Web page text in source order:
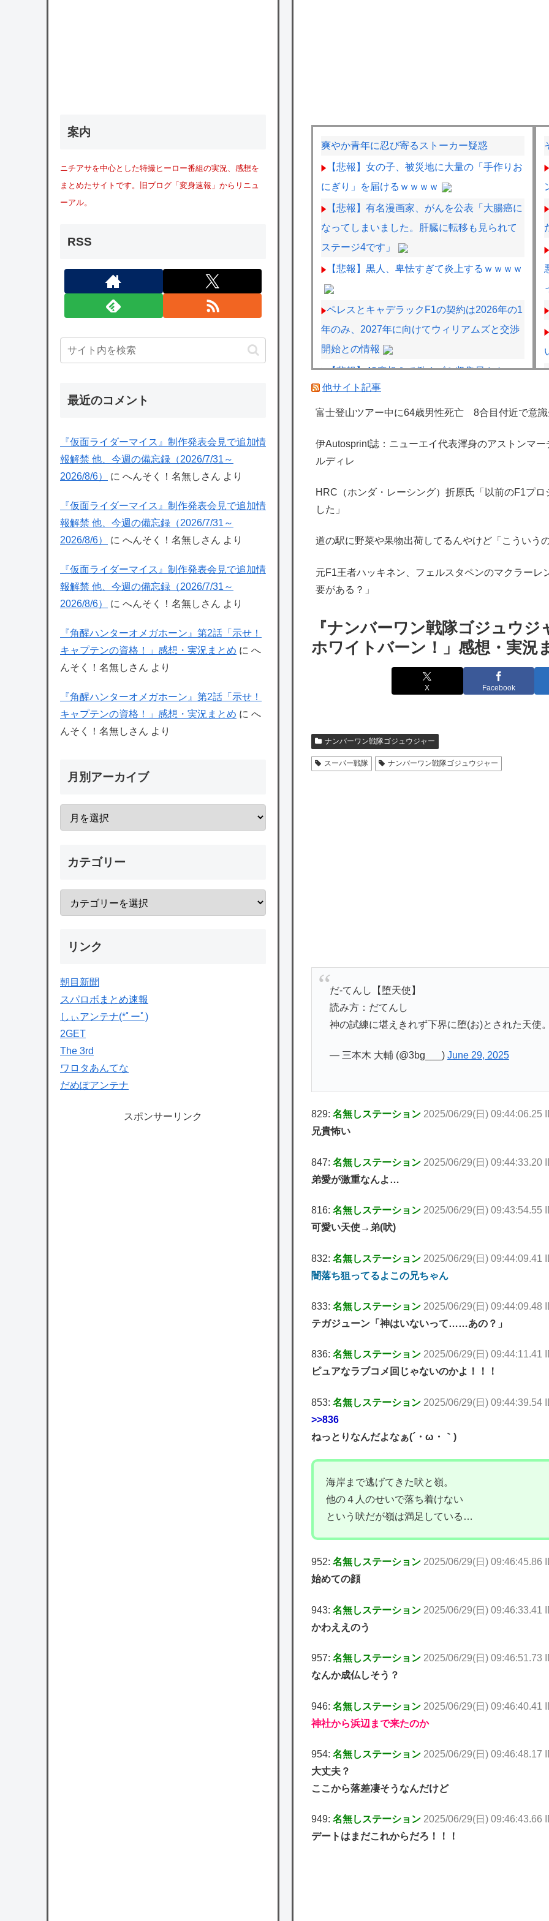
爽やか青年に忍び寄るストーカー疑惑
【悲報】女の子、被災地に大量の「手作りお
にぎり」を届けるｗｗｗｗ
【悲報】有名漫画家、がんを公表「大腸癌に
なってしまいました。肝臓に転移も見られて
ステージ4です」
【悲報】黒人、卑怯すぎて炎上するｗｗｗｗ
ペレスとキャデラックF1の契約は2026年の1
年のみ、2027年に向けてウィリアムズと交渉
開始との情報
【悲報】40度超えで働くゴミ収集員さん、コ
ンビニで水分補給しただけで市民からブチギ
レられてしまう
白玲戦「今まで通りに」
ち、３回戦進出
海外「日本は特別！」日本の地震支援を申し
出たあの親日経営者に海外が大騒ぎ
の為替介入再びで海外が大騒ぎ
韓国人「実は日本経済を支えて生かしている
も感謝してるらしい…（ﾌﾞﾙﾌﾞﾙ」＝韓国の反
応
海外「日本よ、お前がナンバーワンだ」 熊
本地震直後の日本の対応のスピードに世界が
★【ワートリ】細かい情報まで含めて構成さ
れたキャラの掛け合いだからなぁ（約100人）
他サイト記事
富士登山ツアー中に64歳男性死亡 8合目付近で意識
伊Autosprint誌：ニューエイ代表渾身のアストンマ
ルディレ
HRC（ホンダ・レーシング）折原氏「以前のF1プ
した」
道の駅に野菜や果物出荷してるんやけど「こういう
元F1王者ハッキネン、フェルスタペンのマクラー
要がある？」
『ナンバーワン戦隊ゴジュウ
ホワイトバーン！」感想・実況
X Facebook
ナンバーワン戦隊ゴジュウジャー
スーパー戦隊 ナンバーワン戦隊ゴジュウジャー
だ‐てんし【堕天使】
読み方：だてんし
神の試練に堪えきれず下界に堕(お)とされた天使。
— 三本木 大輔 (@3bg___) June 29, 2025
829: 名無しステーション 2025/06/29(日) 09:44:06.25
兄貴怖い
847: 名無しステーション 2025/06/29(日) 09:44:33.20
弟愛が激重なんよ…
816: 名無しステーション 2025/06/29(日) 09:43:54.55
可愛い天使→弟(吠)
832: 名無しステーション 2025/06/29(日) 09:44:09.41
闇落ち狙ってるよこの兄ちゃん
833: 名無しステーション 2025/06/29(日) 09:44:09.48
テガジューン「神はいないって……あの？」
836: 名無しステーション 2025/06/29(日) 09:44:11.41
ピュアなラブコメ回じゃないのかよ！！！
853: 名無しステーション 2025/06/29(日) 09:44:39.54
>>836
ねっとりなんだよなぁ(´・ω・｀)
海岸まで逃げてきた吠と嶺。
他の４人のせいで落ち着けない
という吠だが嶺は満足している…
952: 名無しステーション 2025/06/29(日) 09:46:45.86
始めての顔
943: 名無しステーション 2025/06/29(日) 09:46:33.41
かわええのう
957: 名無しステーション 2025/06/29(日) 09:46:51.73
なんか成仏しそう？
946: 名無しステーション 2025/06/29(日) 09:46:40.41
神社から浜辺まで来たのか
954: 名無しステーション 2025/06/29(日) 09:46:48.17
大丈夫？
ここから落差凄そうなんだけど
949: 名無しステーション 2025/06/29(日) 09:46:43.66
デートはまだこれからだろ！！！
案内
ニチアサを中心とした特撮ヒーロー番組の実況、感想を
まとめたサイトです。旧ブログ「変身速報」からリニュ
ーアル。
RSS
最近のコメント
『仮面ライダーマイス』制作発表会見で追加情
報解禁 他、今週の備忘録（2026/7/31～
2026/8/6）
に へんそく！名無しさん より
『仮面ライダーマイス』制作発表会見で追加情
報解禁 他、今週の備忘録（2026/7/31～
2026/8/6）
に へんそく！名無しさん より
『仮面ライダーマイス』制作発表会見で追加情
報解禁 他、今週の備忘録（2026/7/31～
2026/8/6）
に へんそく！名無しさん より
『角醒ハンターオメガホーン』第2話「示せ！
キャプテンの資格！」感想・実況まとめ に へ
んそく！名無しさん より
『角醒ハンターオメガホーン』第2話「示せ！
キャプテンの資格！」感想・実況まとめ に へ
んそく！名無しさん より
月別アーカイブ
カテゴリー
リンク
朝目新聞
スパロボまとめ速報
しぃアンテナ(*ﾟーﾟ)
2GET
The 3rd
ワロタあんてな
だめぽアンテナ
スポンサーリンク